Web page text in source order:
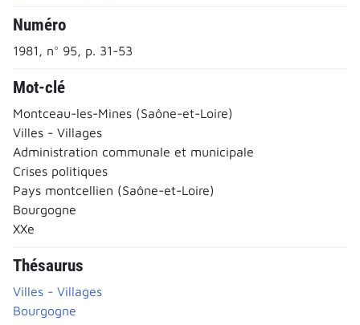
Numéro
1981, n° 95, p. 31-53
Mot-clé
Montceau-les-Mines (Saône-et-Loire)
Villes - Villages
Administration communale et municipale
Crises politiques
Pays montcellien (Saône-et-Loire)
Bourgogne
XXe
Thésaurus
Villes - Villages
Bourgogne